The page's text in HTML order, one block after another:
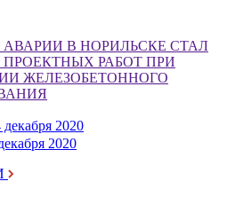
В НОРИЛЬСКЕ СТАЛ
РАБОТ ПРИ
ЖЕЛЕЗОБЕТОННОГО
декабря 2020
2020